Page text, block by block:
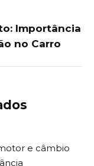
Importância
no Carro
e câmbio